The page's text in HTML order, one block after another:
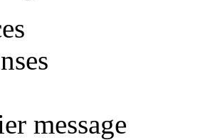
message